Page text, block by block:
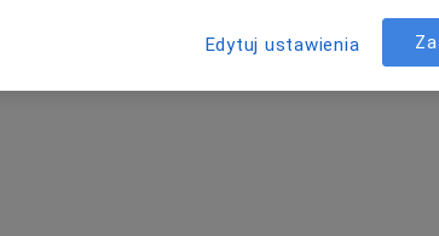
Umawianie online nie jest dostępne
Edytuj ustawienia